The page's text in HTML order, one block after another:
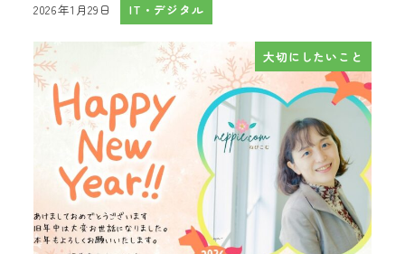
投稿日
2026年1月29日 IT・デジタル
大切にしたいこと